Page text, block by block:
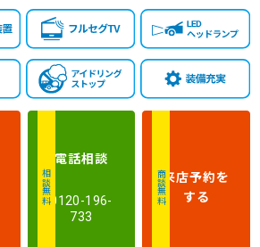
相談無料
電話相談
0120-196-
733
商談無料来店予約を
する